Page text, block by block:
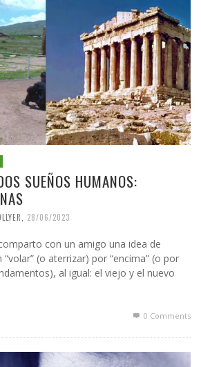
SUEÑOS HUMANOS:
28/06/2023
con un amigo una idea de
(o aterrizar) por “encima” (o por
al igual: el viejo y el nuevo
0 Comments